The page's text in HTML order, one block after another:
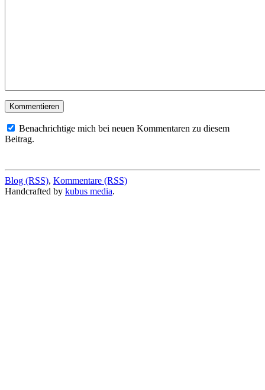
Benachrichtige mich bei neuen Kommentaren zu diesem
Beitrag.
Blog (RSS), Kommentare (RSS)
Handcrafted by kubus media.